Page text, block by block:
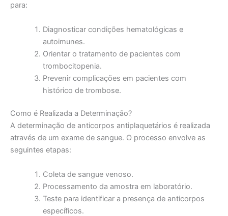
para:
Diagnosticar condições hematológicas e
autoimunes.
Orientar o tratamento de pacientes com
trombocitopenia.
Prevenir complicações em pacientes com
histórico de trombose.
Como é Realizada a Determinação?
A determinação de anticorpos antiplaquetários é realizada
através de um exame de sangue. O processo envolve as
seguintes etapas:
Coleta de sangue venoso.
Processamento da amostra em laboratório.
Teste para identificar a presença de anticorpos
específicos.